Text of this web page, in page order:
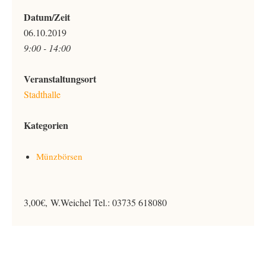
Datum/Zeit
06.10.2019
9:00 - 14:00
Veranstaltungsort
Stadthalle
Kategorien
Münzbörsen
3,00€, W.Weichel Tel.: 03735 618080